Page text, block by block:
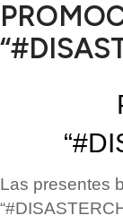
“
Las presentes
“